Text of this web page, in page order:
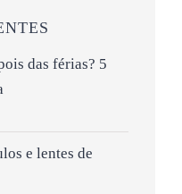
das férias? 5
e lentes de